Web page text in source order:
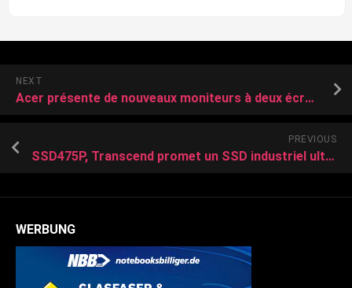
NEXT
Acer présente de nouveaux moniteurs à deux écrans pour les gamers, ou les travailleurs
PREVIOUS
SSD475P, Transcend promet un SSD industriel ultra-fiable
WERBUNG